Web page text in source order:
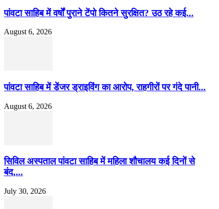
पांवटा साहिब में वर्षों पुराने टेंपो कितने सुरक्षित? उठ रहे कई...
August 6, 2026
पांवटा साहिब में डेंजर ड्राइविंग का आरोप, राहगीरों पर गंदे पानी...
August 6, 2026
सिविल अस्पताल पांवटा साहिब में महिला शौचालय कई दिनों से
बंद,...
July 30, 2026